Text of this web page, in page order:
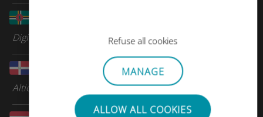
Refuse all cookies
MANAGE
ALLOW ALL COOKIES
Digicel Group
Altice